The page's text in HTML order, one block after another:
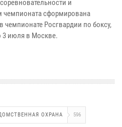
и
чемпионата сформирована
чемпионате Росгвардии по боксу,
3 июля в Москве.
ОХРАНА 596